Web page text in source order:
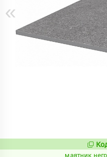
«
маятник